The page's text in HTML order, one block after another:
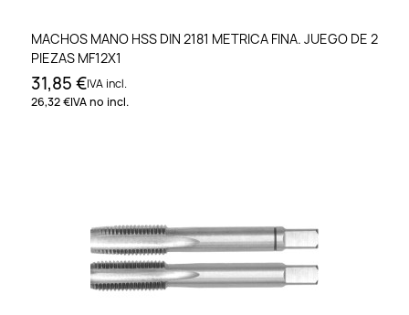
MACHOS MANO HSS DIN 2181 METRICA FINA. JUEGO DE 2
PIEZAS MF12X1
31,85 €IVA incl.
26,32 €IVA no incl.